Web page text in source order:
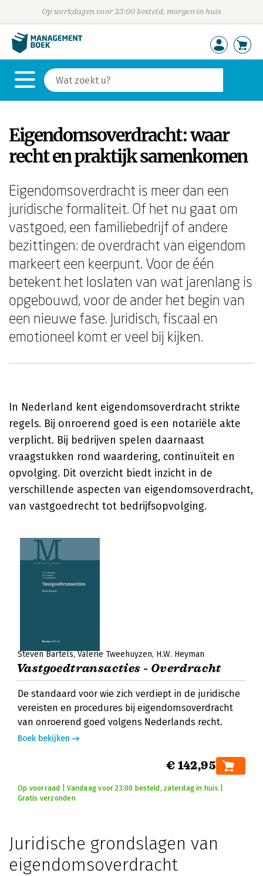
Op werkdagen voor 23:00 besteld, morgen in huis
Eigendomsoverdracht: waar
recht en praktijk samenkomen
Eigendomsoverdracht is meer dan een
juridische formaliteit. Of het nu gaat om
vastgoed, een familiebedrijf of andere
bezittingen: de overdracht van eigendom
markeert een keerpunt. Voor de één
betekent het loslaten van wat jarenlang is
opgebouwd, voor de ander het begin van
een nieuwe fase. Juridisch, fiscaal en
emotioneel komt er veel bij kijken.
In Nederland kent eigendomsoverdracht strikte
regels. Bij onroerend goed is een notariële akte
verplicht. Bij bedrijven spelen daarnaast
vraagstukken rond waardering, continuïteit en
opvolging. Dit overzicht biedt inzicht in de
verschillende aspecten van eigendomsoverdracht,
van vastgoedrecht tot bedrijfsopvolging.
Steven Bartels Valerie Tweehuyzen H.W. Heyman
Vastgoedtransacties - Overdracht
De standaard voor wie zich verdiept in de juridische
vereisten en procedures bij eigendomsoverdracht
van onroerend goed volgens Nederlands recht.
Boek bekijken
€ 142,95
Op voorraad | Vandaag voor 23:00 besteld, zaterdag in huis |
Gratis verzonden
Juridische grondslagen van
eigendomsoverdracht